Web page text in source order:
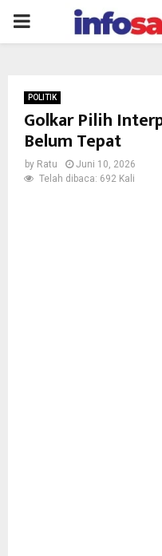
PRIMARY
POLITIK
Golkar Pilih
Belum Tepat
by Ratu
Juni 10, 2026
Telah dibaca: 692 Kali